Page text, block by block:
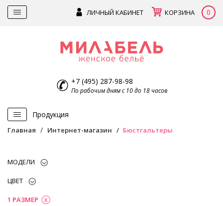
ЛИЧНЫЙ КАБИНЕТ КОРЗИНА 0
+7 (495) 287-98-98
По рабочим дням с 10 до 18 часов
Продукция
Главная Интернет-магазин Бюстгальтеры
МОДЕЛИ
ЦВЕТ
1 РАЗМЕР